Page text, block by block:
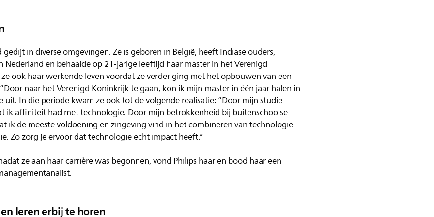
in diverse omgevingen. Ze is geboren in België, heeft Indiase ouders,
Nederland en behaalde op 21-jarige leeftijd haar master in het Verenigd
ook haar werkende leven voordat ze verder ging met het opbouwen van een
naar het Verenigd Koninkrijk te gaan, kon ik mijn master in één jaar halen in
uit. In die periode kwam ze ook tot de volgende realisatie: “Door mijn studie
ik affiniteit had met technologie. Door mijn betrokkenheid bij buitenschoolse
ik de meeste voldoening en zingeving vind in het combineren van technologie
Zo zorg je ervoor dat technologie echt impact heeft.”
ze aan haar carrière was begonnen, vond Philips haar en bood haar een
leren erbij te horen